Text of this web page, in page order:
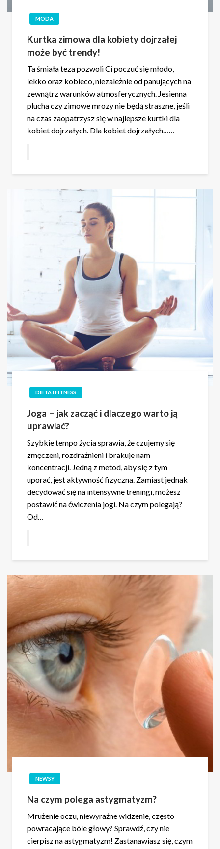
MODA
Kurtka zimowa dla kobiety dojrzałej
może być trendy!
Ta śmiała teza pozwoli Ci poczuć się młodo,
lekko oraz kobieco, niezależnie od panujących na
zewnątrz warunków atmosferycznych. Jesienna
plucha czy zimowe mrozy nie będą straszne, jeśli
na czas zaopatrzysz się w najlepsze kurtki dla
kobiet dojrzałych. Dla kobiet dojrzałych……
DIETA I FITNESS
Joga – jak zacząć i dlaczego warto ją
uprawiać?
Szybkie tempo życia sprawia, że czujemy się
zmęczeni, rozdrażnieni i brakuje nam
koncentracji. Jedną z metod, aby się z tym
uporać, jest aktywność fizyczna. Zamiast jednak
decydować się na intensywne treningi, możesz
postawić na ćwiczenia jogi. Na czym polegają?
Od…
NEWSY
Na czym polega astygmatyzm?
Mrużenie oczu, niewyraźne widzenie, często
powracające bóle głowy? Sprawdź, czy nie
cierpisz na astygmatyzm! Zastanawiasz się, czym